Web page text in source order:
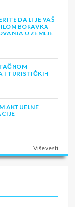
DA LI JE VAŠ
BORAVKA
U ZEMLJE
I TURISTIČKIH
AKTUELNE
Više vesti